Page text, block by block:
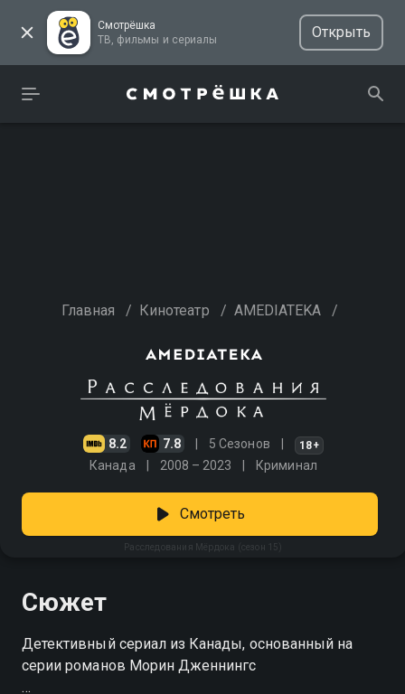
Смотрёшка
ТВ, фильмы и сериалы
Открыть
Главная / Кинотеатр / AMEDIATEKA /
8.2 7.8 5 Сезонов 18+
Канада 2008 – 2023 Криминал
Расследования Мёрдока (сезон 15)
Смотреть
Сюжет
Детективный сериал из Канады, основанный на
серии романов Морин Дженнингс